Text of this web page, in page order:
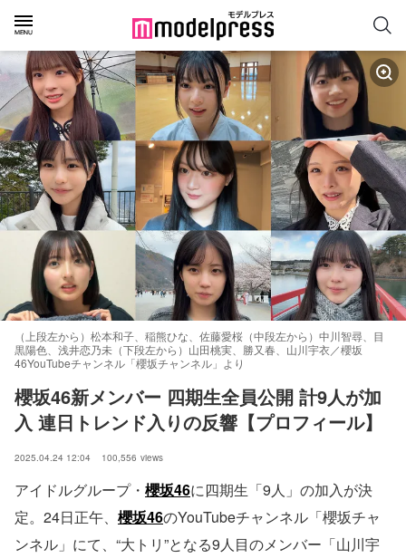
（上段左から）松本和子、稲熊ひな、佐藤愛桜（中段左から）中川智尋、目
黒陽色、浅井恋乃未（下段左から）山田桃実、勝又春、山川宇衣／櫻坂
46YouTubeチャンネル「櫻坂チャンネル」より
櫻坂46新メンバー 四期生全員公開 計9人が加
入 連日トレンド入りの反響【プロフィール】
2025.04.24 12:04 100,556 views
アイドルグループ・ 櫻坂46に四期生「9人」の加入が決
定。24日正午、 櫻坂46のYouTubeチャンネル「櫻坂チャ
ンネル」にて、“大トリ”となる9人目のメンバー「山川宇